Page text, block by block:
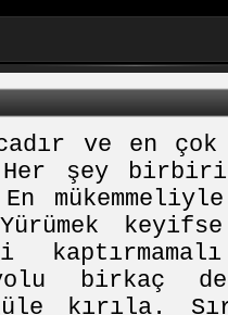
ve en
Her şey
birkaç
kırıla.